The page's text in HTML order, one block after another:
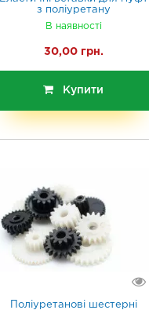
з поліуретану
В наявності
30,00 грн.
Купити
Поліуретанові шестерні